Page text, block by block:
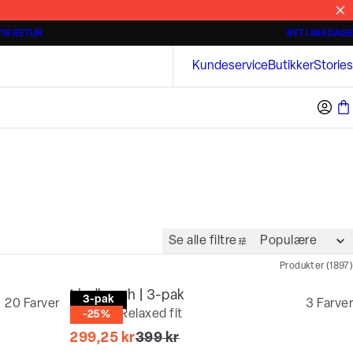
RETUR BYT I 365 DAGE
KundeserviceButikkerStories
Overshirts
Bison
Se alle filtre
Produkter (1897 )
20 Farver
3-pak
-25%
Lindbergh | 3-pak
T-shirt | Relaxed fit
3 Farver
299,25 krI alt (uden rabat)
399 kr